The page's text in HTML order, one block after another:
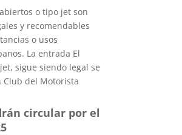
o tipo jet son
y recomendables
o usos
La entrada El
sigue siendo legal se
del Motorista
circular por el